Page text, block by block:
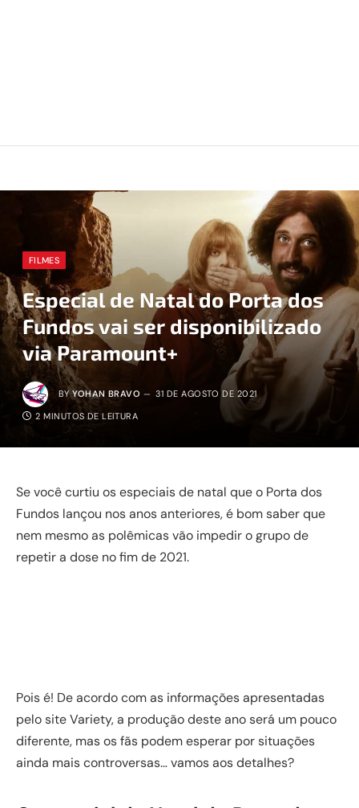
FILMES
Especial de Natal do Porta dos
Fundos vai ser disponibilizado
via Paramount+
BY YOHAN BRAVO 31 DE AGOSTO DE 2021
2 MINUTOS DE LEITURA
Se você curtiu os especiais de natal que o Porta dos
Fundos lançou nos anos anteriores, é bom saber que
nem mesmo as polêmicas vão impedir o grupo de
repetir a dose no fim de 2021.
Pois é! De acordo com as informações apresentadas
pelo site Variety, a produção deste ano será um pouco
diferente, mas os fãs podem esperar por situações
ainda mais controversas… vamos aos detalhes?